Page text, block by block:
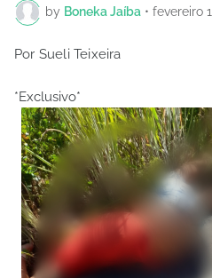
by Boneka Jaíba • fevereiro
Por Sueli Teixeira
*Exclusivo*